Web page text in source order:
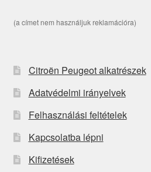
(a címet nem használjuk reklamációra)
Citroën Peugeot alkatrészek
Adatvédelmi irányelvek
Felhasználási feltételek
Kapcsolatba lépni
Kifizetések